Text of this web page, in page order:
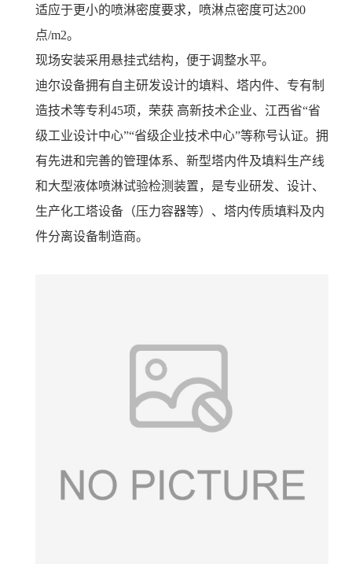
适应于更小的喷淋密度要求，喷淋点密度可达200
点/m2。
现场安装采用悬挂式结构，便于调整水平。
迪尔设备拥有自主研发设计的填料、塔内件、专有制
造技术等专利45项，荣获 高新技术企业、江西省“省
级工业设计中心”“省级企业技术中心”等称号认证。拥
有先进和完善的管理体系、新型塔内件及填料生产线
和大型液体喷淋试验检测装置，是专业研发、设计、
生产化工塔设备（压力容器等）、塔内传质填料及内
件分离设备制造商。